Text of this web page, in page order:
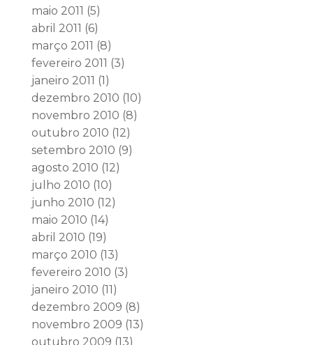
maio 2011 (5)
abril 2011 (6)
março 2011 (8)
fevereiro 2011 (3)
janeiro 2011 (1)
dezembro 2010 (10)
novembro 2010 (8)
outubro 2010 (12)
setembro 2010 (9)
agosto 2010 (12)
julho 2010 (10)
junho 2010 (12)
maio 2010 (14)
abril 2010 (19)
março 2010 (13)
fevereiro 2010 (3)
janeiro 2010 (11)
dezembro 2009 (8)
novembro 2009 (13)
outubro 2009 (13)